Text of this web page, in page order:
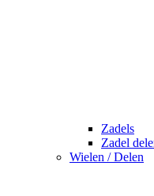
Zadels
Zadel
Wielen / Delen